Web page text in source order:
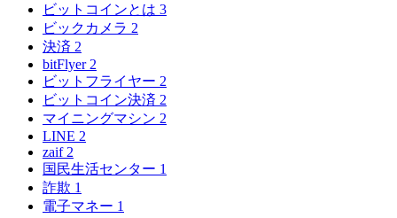
ビットコインとは 3
ビックカメラ 2
決済 2
bitFlyer 2
ビットフライヤー 2
ビットコイン決済 2
マイニングマシン 2
LINE 2
zaif 2
国民生活センター 1
詐欺 1
電子マネー 1